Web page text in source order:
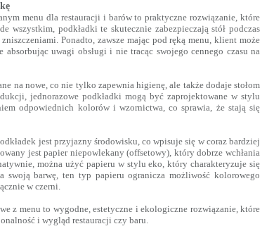
menu dla restauracji i barów to praktyczne rozwiązanie, które
wszystkim, podkładki te skutecznie zabezpieczają stół podczas
Ponadto, zawsze mając pod ręką menu, klient może
uwagi obsługi i nie tracąc swojego cennego czasu na
na nowe, co nie tylko zapewnia higienę, ale także dodaje stołom
jednorazowe podkładki mogą być zaprojektowane w stylu
odpowiednich kolorów i wzornictwa, co sprawia, że stają się
jest przyjazny środowisku, co wpisuje się w coraz bardziej
jest papier niepowlekany (offsetowy), który dobrze wchłania
można użyć papieru w stylu eko, który charakteryzuje się
swoją barwę, ten typ papieru ogranicza możliwość kolorowego
w czerni.
z menu to wygodne, estetyczne i ekologiczne rozwiązanie, które
i wygląd restauracji czy baru.